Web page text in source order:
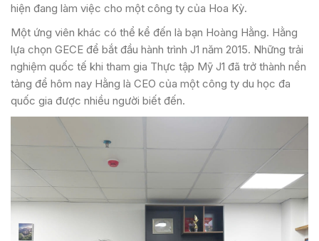
hiện đang làm việc cho một công ty của Hoa Kỳ.
Một ứng viên khác có thể kể đến là bạn Hoàng Hằng. Hằng
lựa chọn GECE để bắt đầu hành trình J1 năm 2015. Những trải
nghiệm quốc tế khi tham gia Thực tập Mỹ J1 đã trở thành nền
tảng để hôm nay Hằng là CEO của một công ty du học đa
quốc gia được nhiều người biết đến.